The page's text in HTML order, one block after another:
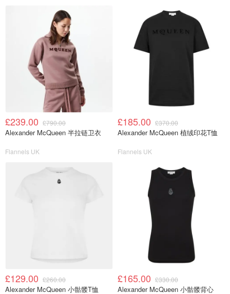
£239.00 £790.00
Alexander McQueen 半拉链卫衣
Flannels UK
£185.00 £370.00
Alexander McQueen 植绒印花T恤
Flannels UK
£129.00 £260.00
Alexander McQueen 小骷髅T恤
£165.00 £330.00
Alexander McQueen 小骷髅背心